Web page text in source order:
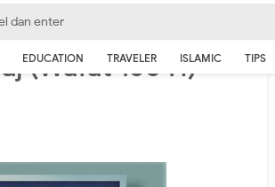
EDUCATION TRAVELER ISLAMIC TIPS
(Wafat 160 H)